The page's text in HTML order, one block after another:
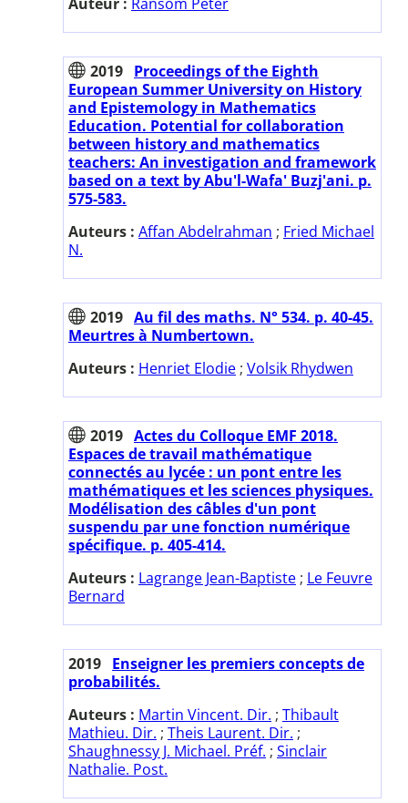
2019 Proceedings of the Eighth
European Summer University on History
and Epistemology in Mathematics
Education. Potential for collaboration
between history and mathematics
teachers: An investigation and framework
based on a text by Abu'l-Wafa' Buzj'ani. p.
575-583.
Auteurs : Affan Abdelrahman ; Fried Michael
N.
2019 Au fil des maths. N° 534. p. 40-45.
Meurtres à Numbertown.
Auteurs : Henriet Elodie ; Volsik Rhydwen
2019 Actes du Colloque EMF 2018.
Espaces de travail mathématique
connectés au lycée : un pont entre les
mathématiques et les sciences physiques.
Modélisation des câbles d'un pont
suspendu par une fonction numérique
spécifique. p. 405-414.
Auteurs : Lagrange Jean-Baptiste ; Le Feuvre
Bernard
2019 Enseigner les premiers concepts de
probabilités.
Auteurs : Martin Vincent. Dir. ; Thibault
Mathieu. Dir. ; Theis Laurent. Dir. ;
Shaughnessy J. Michael. Préf. ; Sinclair
Nathalie. Post.